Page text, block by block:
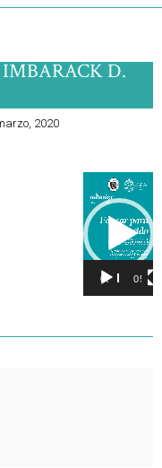
D.
2020
de
vídeo
00:00 05:04